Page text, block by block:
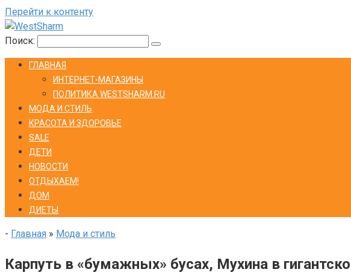
Перейти к контенту
Поиск:
ГЛАВНАЯ
ИНТЕРНЕТ-МАГАЗИНЫ
ПОЛИТИКА WESTSHARM.RU
МОДА И СТИЛЬ
КРАСОТА И ЗДОРОВЬЕ
SALE
ДЕТИ
НОВОСТИ
ОТДЫХАЕМ!
ДОМ
ДИЕТЫ
- Главная » Мода и стиль
Карпуть в «бумажных» бусах, Мухина в